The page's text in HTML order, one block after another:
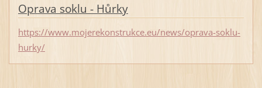
Oprava soklu - Hůrky
https://www.mojerekonstrukce.eu/news/oprava-soklu-
hurky/